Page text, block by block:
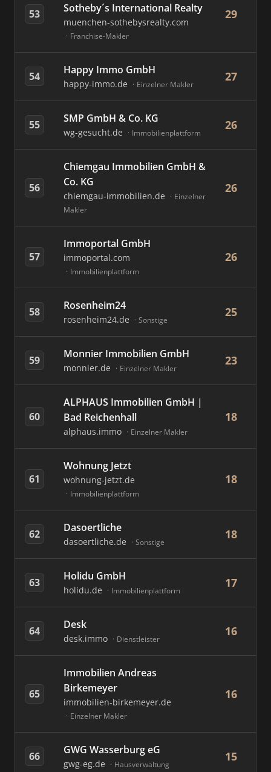
53 Sotheby´s International Realty
muenchen-sothebysrealty.com
Franchise-Makler
29
54 Happy Immo GmbH
happy-immo.de Einzelner Makler
27
55 SMP GmbH & Co. KG
wg-gesucht.de Immobilienplattform
26
56
Chiemgau Immobilien GmbH &
Co. KG
chiemgau-immobilien.de
Einzelner
Makler
26
57
Immoportal GmbH
immoportal.com
Immobilienplattform
26
58 Rosenheim24
rosenheim24.de Sonstige
25
59 Monnier Immobilien GmbH
monnier.de Einzelner Makler
23
60
ALPHAUS Immobilien GmbH |
Bad Reichenhall
alphaus.immo Einzelner Makler
18
61
Wohnung Jetzt
wohnung-jetzt.de
Immobilienplattform
18
62 Dasoertliche
dasoertliche.de Sonstige
18
63 Holidu GmbH
holidu.de Immobilienplattform
17
64 Desk
desk.immo Dienstleister
16
65
Immobilien Andreas
Birkemeyer
immobilien-birkemeyer.de
Einzelner Makler
16
66 GWG Wasserburg eG
gwg-eg.de Hausverwaltung
15